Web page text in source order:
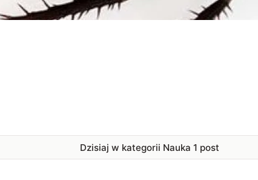
Dzisiaj w kategorii Nauka 1 post